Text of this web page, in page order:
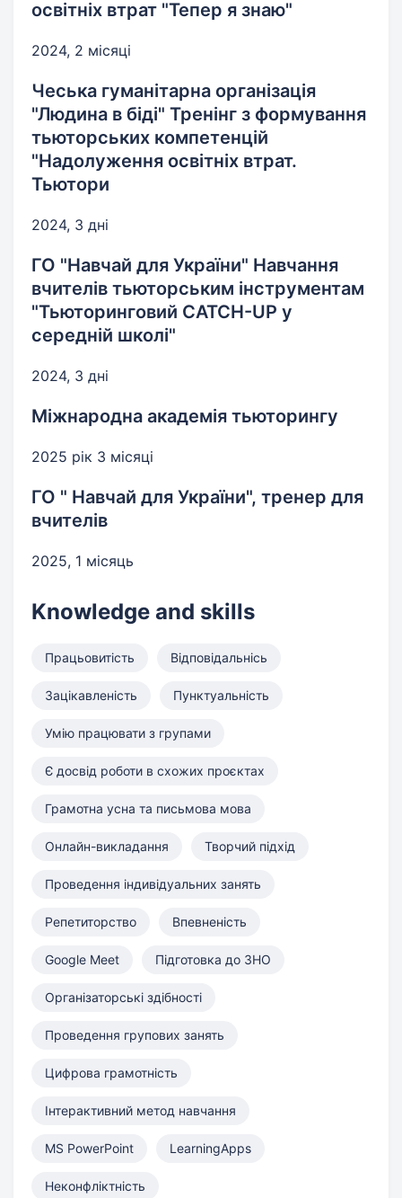
освітніх втрат "Тепер я знаю"
2024, 2 місяці
Чеська гуманітарна організація
"Людина в біді" Тренінг з формування
тьюторських компетенцій
"Надолуження освітніх втрат.
Тьютори
2024, 3 дні
ГО "Навчай для України" Навчання
вчителів тьюторським інструментам
"Тьюторинговий CATCH-UP у
середній школі"
2024, 3 дні
Міжнародна академія тьюторингу
2025 рік 3 місяці
ГО " Навчай для України", тренер для
вчителів
2025, 1 місяць
Knowledge and skills
Працьовитість Відповідальнісь
Зацікавленість Пунктуальність
Умію працювати з групами
Є досвід роботи в схожих проєктах
Грамотна усна та письмова мова
Онлайн-викладання Творчий підхід
Проведення індивідуальних занять
Репетиторство Впевненість
Google Meet Підготовка до ЗНО
Організаторські здібності
Проведення групових занять
Цифрова грамотність
Інтерактивний метод навчання
MS PowerPoint LearningApps
Неконфліктність